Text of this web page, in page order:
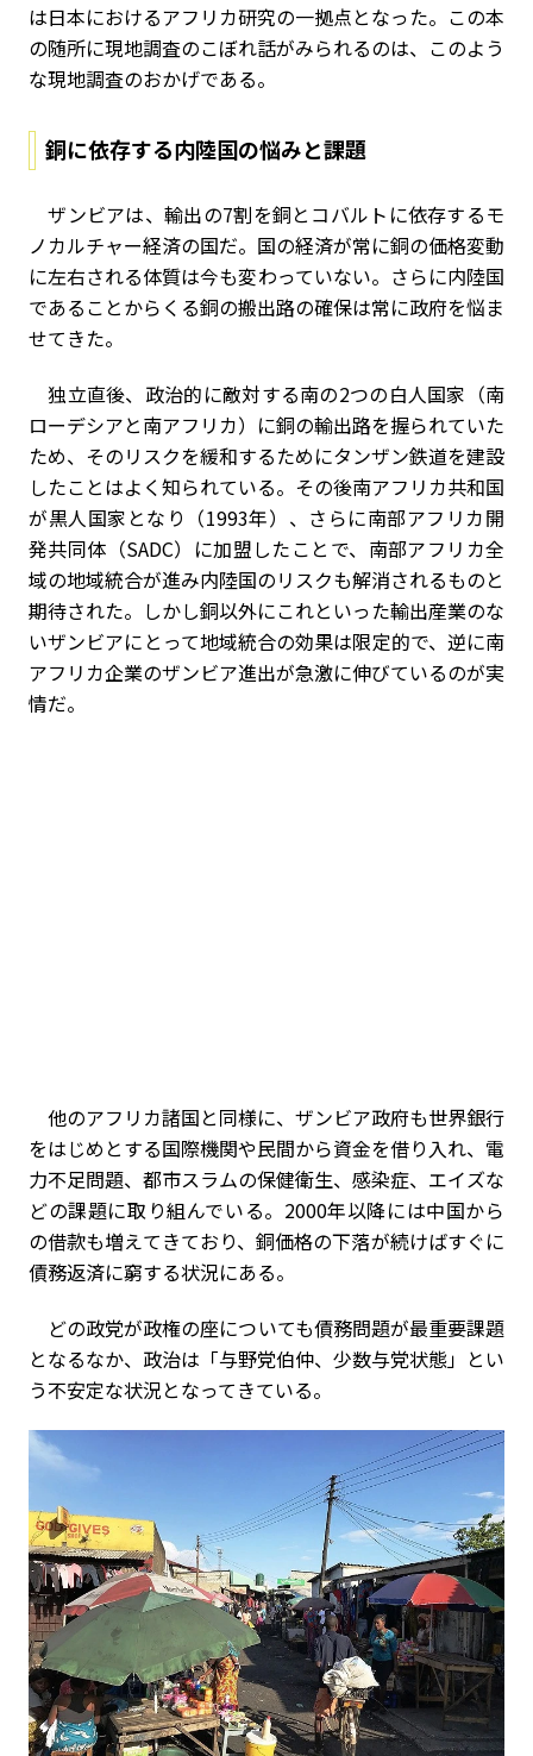
は日本におけるアフリカ研究の一拠点となった。この本
の随所に現地調査のこぼれ話がみられるのは、このよう
な現地調査のおかげである。
銅に依存する内陸国の悩みと課題
ザンビアは、輸出の7割を銅とコバルトに依存するモ
ノカルチャー経済の国だ。国の経済が常に銅の価格変動
に左右される体質は今も変わっていない。さらに内陸国
であることからくる銅の搬出路の確保は常に政府を悩ま
せてきた。
独立直後、政治的に敵対する南の2つの白人国家（南
ローデシアと南アフリカ）に銅の輸出路を握られていた
ため、そのリスクを緩和するためにタンザン鉄道を建設
したことはよく知られている。その後南アフリカ共和国
が黒人国家となり（1993年）、さらに南部アフリカ開
発共同体（SADC）に加盟したことで、南部アフリカ全
域の地域統合が進み内陸国のリスクも解消されるものと
期待された。しかし銅以外にこれといった輸出産業のな
いザンビアにとって地域統合の効果は限定的で、逆に南
アフリカ企業のザンビア進出が急激に伸びているのが実
情だ。
他のアフリカ諸国と同様に、ザンビア政府も世界銀行
をはじめとする国際機関や民間から資金を借り入れ、電
力不足問題、都市スラムの保健衛生、感染症、エイズな
どの課題に取り組んでいる。2000年以降には中国から
の借款も増えてきており、銅価格の下落が続けばすぐに
債務返済に窮する状況にある。
どの政党が政権の座についても債務問題が最重要課題
となるなか、政治は「与野党伯仲、少数与党状態」とい
う不安定な状況となってきている。